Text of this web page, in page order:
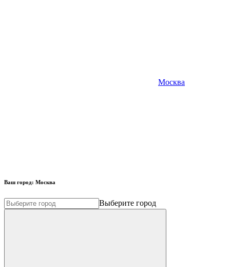
Москва
Ваш город: Москва
Выберите город